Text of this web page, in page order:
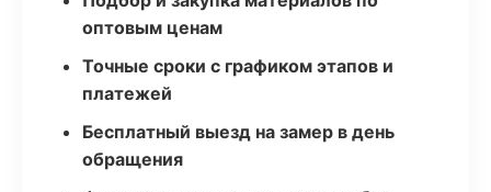
оптовым ценам
Точные сроки с графиком этапов и
платежей
Бесплатный выезд на замер в день
обращения